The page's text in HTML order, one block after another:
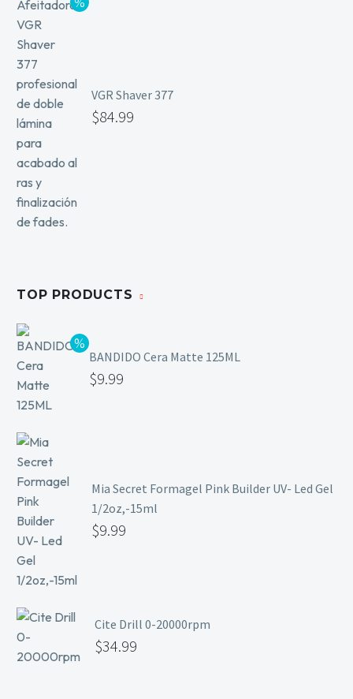
VGR Shaver 377
$84.99
TOP PRODUCTS
BANDIDO Cera Matte 125ML
$9.99
Mia Secret Formagel Pink Builder UV- Led Gel
1/2oz,-15ml
$9.99
Cite Drill 0-20000rpm
$34.99